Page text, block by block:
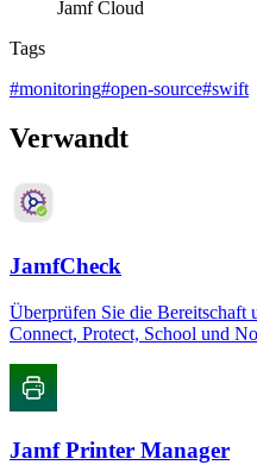
Jamf Cloud
Tags
#monitoring#open-source#swift
Verwandt
JamfCheck
Überprüfen Sie die Bereitschaft
Connect, Protect, School und
Jamf Printer Manager